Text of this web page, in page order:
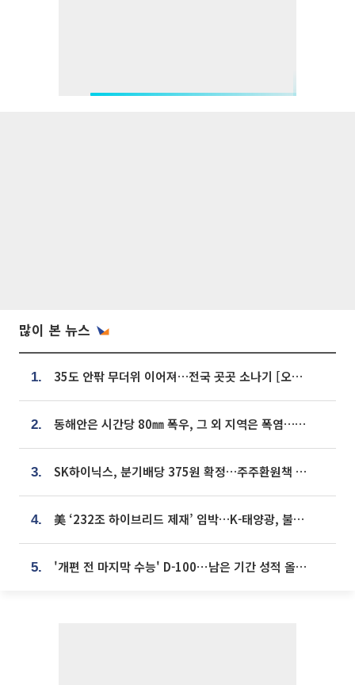
많이 본 뉴스
1. 35도 안팎 무더위 이어져…전국 곳곳 소나기 [오늘 날씨]
2. 동해안은 시간당 80㎜ 폭우, 그 외 지역은 폭염…‘극과 극 날씨’
3. SK하이닉스, 분기배당 375원 확정…주주환원책 9월로 앞당겨 발표
4. 美 ‘232조 하이브리드 제재’ 임박…K-태양광, 불확실성 털고 날개 다나
5. '개편 전 마지막 수능' D-100⋯남은 기간 성적 올릴 전략은